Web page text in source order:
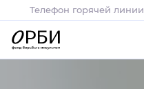
Телефон горячей линии